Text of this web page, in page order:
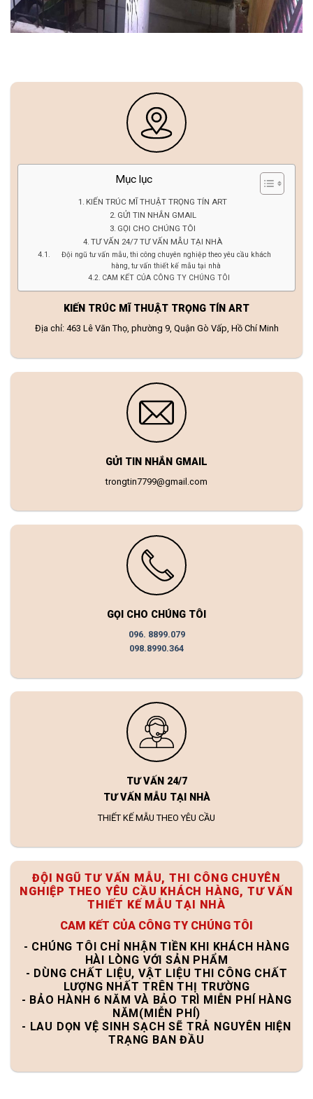
Mục lục
KIẾN TRÚC MĨ THUẬT TRỌNG TÍN ART
GỬI TIN NHẮN GMAIL
GỌI CHO CHÚNG TÔI
TƯ VẤN 24/7 TƯ VẤN MẪU TẠI NHÀ
Đội ngũ tư vấn mẫu, thi công chuyên nghiệp theo yêu cầu khách
hàng, tư vấn thiết kế mẫu tại nhà
CAM KẾT CỦA CÔNG TY CHÚNG TÔI
KIẾN TRÚC MĨ THUẬT TRỌNG TÍN ART
Địa chỉ: 463 Lê Văn Thọ, phường 9, Quận Gò Vấp, Hồ Chí Minh
GỬI TIN NHẮN GMAIL
trongtin7799@gmail.com
GỌI CHO CHÚNG TÔI
096. 8899.079
098.8990.364
TƯ VẤN 24/7
TƯ VẤN MẪU TẠI NHÀ
THIẾT KẾ MẪU THEO YÊU CẦU
ĐỘI NGŨ TƯ VẤN MẪU, THI CÔNG CHUYÊN
NGHIỆP THEO YÊU CẦU KHÁCH HÀNG, TƯ VẤN
THIẾT KẾ MẪU TẠI NHÀ
CAM KẾT CỦA CÔNG TY CHÚNG TÔI
- CHÚNG TÔI CHỈ NHẬN TIỀN KHI KHÁCH HÀNG
HÀI LÒNG VỚI SẢN PHẨM
- DÙNG CHẤT LIỆU, VẬT LIỆU THI CÔNG CHẤT
LƯỢNG NHẤT TRÊN THỊ TRƯỜNG
- BẢO HÀNH 6 NĂM VÀ BẢO TRÌ MIỄN PHÍ HÀNG
NĂM(MIỄN PHÍ)
- LAU DỌN VỆ SINH SẠCH SẼ TRẢ NGUYÊN HIỆN
TRẠNG BAN ĐẦU